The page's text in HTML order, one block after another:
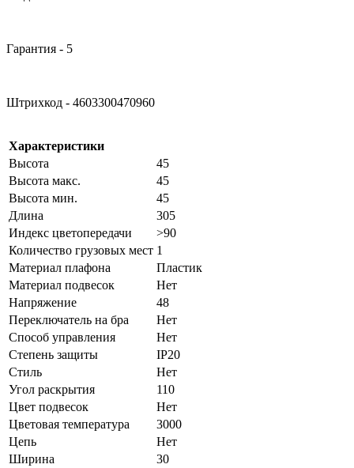
Гарантия - 5
Штрихкод - 4603300470960
Характеристики
Высота
45
Высота макс.
45
Высота мин.
45
Длина
305
Индекс цветопередачи
>90
Количество грузовых мест 1
Материал плафона
Пластик
Материал подвесок
Нет
Напряжение
48
Переключатель на бра
Нет
Способ управления
Нет
Степень защиты
IP20
Стиль
Нет
Угол раскрытия
110
Цвет подвесок
Нет
Цветовая температура
3000
Цепь
Нет
Ширина
30